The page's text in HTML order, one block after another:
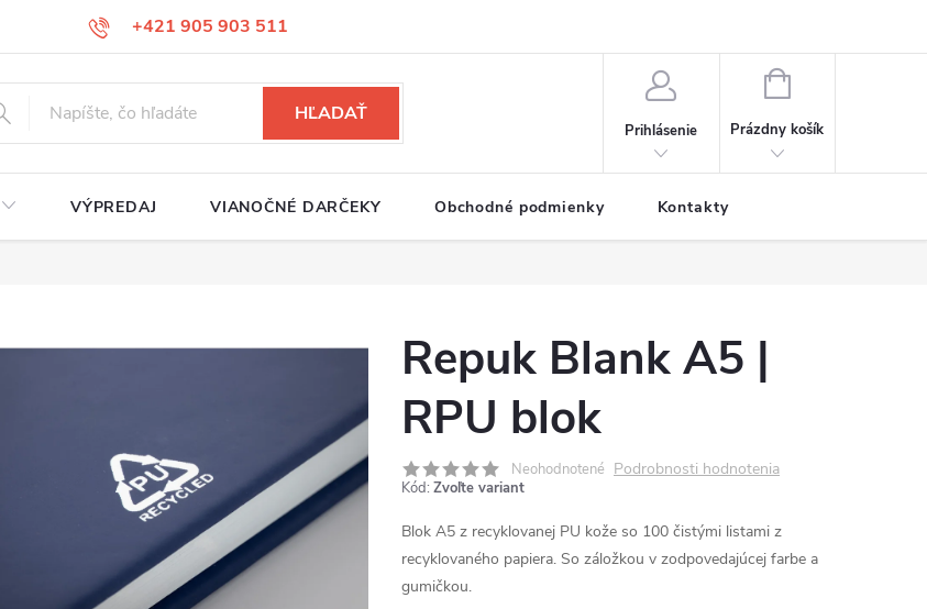
+421 905 903 511
Reklamačný poriadok Služby Kontakty
HĽADAŤ
Prihlásenie
NÁKUPNÝ
Prázdny košík
VÝPREDAJ VIANOČNÉ DARČEKY Obchodné podmienky Kontakty
Repuk Blank A5 |
RPU blok
Neohodnotené Podrobnosti hodnotenia
Kód: Zvoľte variant
Blok A5 z recyklovanej PU kože so 100 čistými listami z
recyklovaného papiera. So záložkou v zodpovedajúcej farbe a
gumičkou.